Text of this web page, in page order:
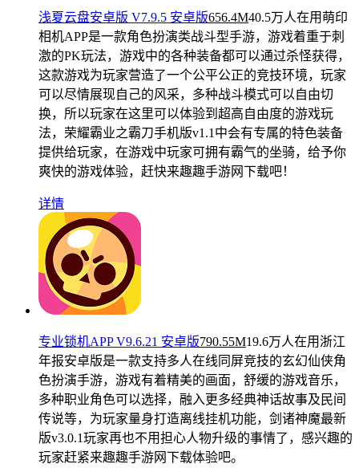
浅夏云盘安卓版 V7.9.5 安卓版656.4M40.5万人在用 萌印
相机APP是一款角色扮演类战斗型手游，游戏着重于刺
激的PK玩法，游戏中的各种装备都可以通过杀怪获得，
这款游戏为玩家营造了一个公平公正的竞技环境，玩家
可以尽情展现自己的风采，多种战斗模式可以自由切
换，所以玩家在这里可以体验到超高自由度的游戏玩
法，荣耀霸业之霸刀手机版v1.1中会有专属的特色装备
提供给玩家，在游戏中玩家可拥有霸气的坐骑，给予你
爽快的游戏体验，赶快来趣趣手游网下载吧！
详情
专业锁机APP V9.6.21 安卓版790.55M19.6万人在用 浙江
年报安卓版是一款支持多人在线同屏竞技的玄幻仙侠角
色扮演手游，游戏有着精美的画面，舒缓的游戏音乐，
多种职业角色可以选择，融入更多经典神话故事及民间
传说等，为玩家量身打造离线挂机功能，剑诸神魔最新
版v3.0.1玩家再也不用担心人物升级的事情了，感兴趣的
玩家赶紧来趣趣手游网下载体验吧。